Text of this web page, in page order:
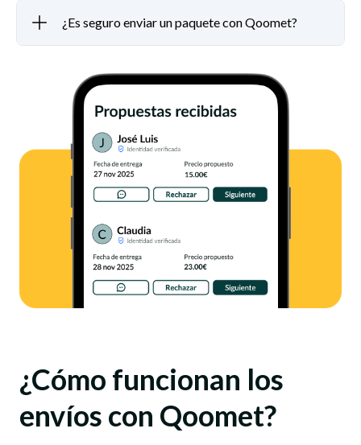
¿Es seguro enviar un paquete con Qoomet?
¿Cómo funcionan los
envíos con Qoomet?